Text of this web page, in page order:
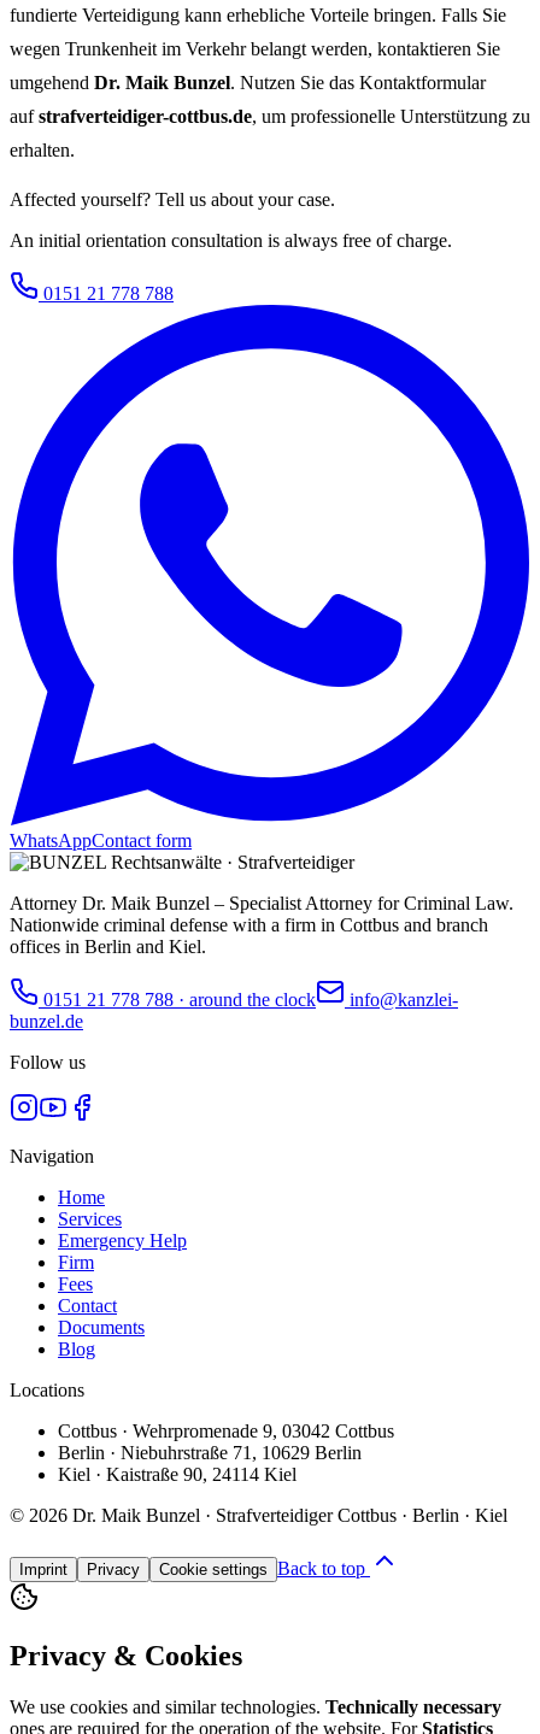
fundierte Verteidigung kann erhebliche Vorteile bringen. Falls Sie
wegen Trunkenheit im Verkehr belangt werden, kontaktieren Sie
umgehend Dr. Maik Bunzel. Nutzen Sie das Kontaktformular
aufstrafverteidiger-cottbus.de, um professionelle Unterstützung zu
erhalten.
Affected yourself? Tell us about your case.
An initial orientation consultation is always free of charge.
0151 21 778 788
WhatsAppContact form
Attorney Dr. Maik Bunzel – Specialist Attorney for Criminal Law.
Nationwide criminal defense with a firm in Cottbus and branch
offices in Berlin and Kiel.
0151 21 778 788 · around the clock
info@kanzlei-
bunzel.de
Follow us
Navigation
Home
Services
Emergency Help
Firm
Fees
Contact
Documents
Blog
Locations
Cottbus · Wehrpromenade 9, 03042 Cottbus
Berlin · Niebuhrstraße 71 , 10629 Berlin
Kiel · Kaistraße 90, 24114 Kiel
© 2026 Dr. Maik Bunzel · Strafverteidiger Cottbus · Berlin · Kiel
Imprint Privacy Cookie settings Back to top
Privacy & Cookies
We use cookies and similar technologies. Technically necessary
ones are required for the operation of the website. ForStatistics